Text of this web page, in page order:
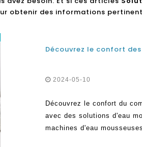
obtenir des informations
2024-05-10
Découvrez le confort du
avec des solutions d'eau
machines d'eau